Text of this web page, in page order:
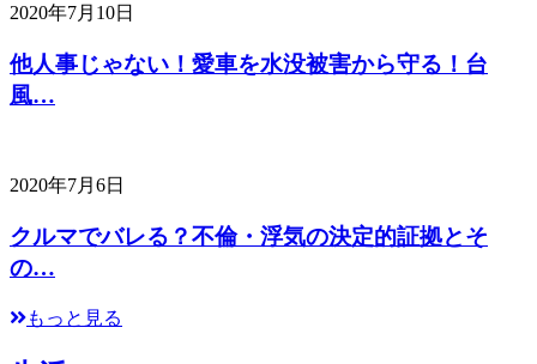
2020年7月10日
他人事じゃない！愛車を水没被害から守る！台
風…
2020年7月6日
クルマでバレる？不倫・浮気の決定的証拠とそ
の…
もっと見る